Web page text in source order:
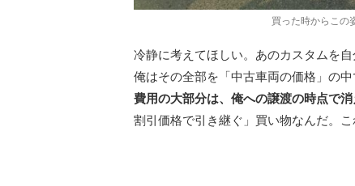
買った時からこの
冷静に考えてほしい。あのカスタムを
俺はその全部を「中古車両の価格」の
費用の大部分は、俺への譲渡の時点で
割引価格で引き継ぐ」買い物なんだ。